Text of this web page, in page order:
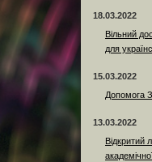
18.03.2022
Вільний
для
15.03.2022
Допомога
13.03.2022
Відкритий